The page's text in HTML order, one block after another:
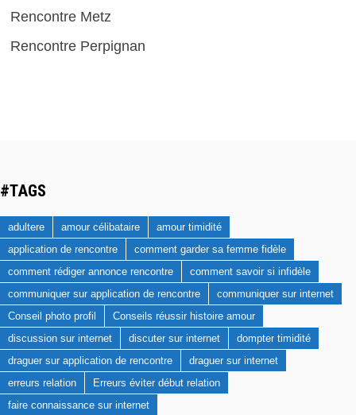
Rencontre Metz
Rencontre Perpignan
#TAGS
adultere amour célibataire
amour timidité
application de rencontre
comment garder sa femme fidèle
comment rédiger annonce rencontre
comment savoir si infidèle
communiquer sur application de rencontre
communiquer sur internet
Conseil photo profil
Conseils réussir histoire amour
discussion sur internet
discuter sur internet
dompter timidité
draguer sur application de rencontre
draguer sur internet
erreurs relation
Erreurs éviter début relation
faire connaissance sur internet